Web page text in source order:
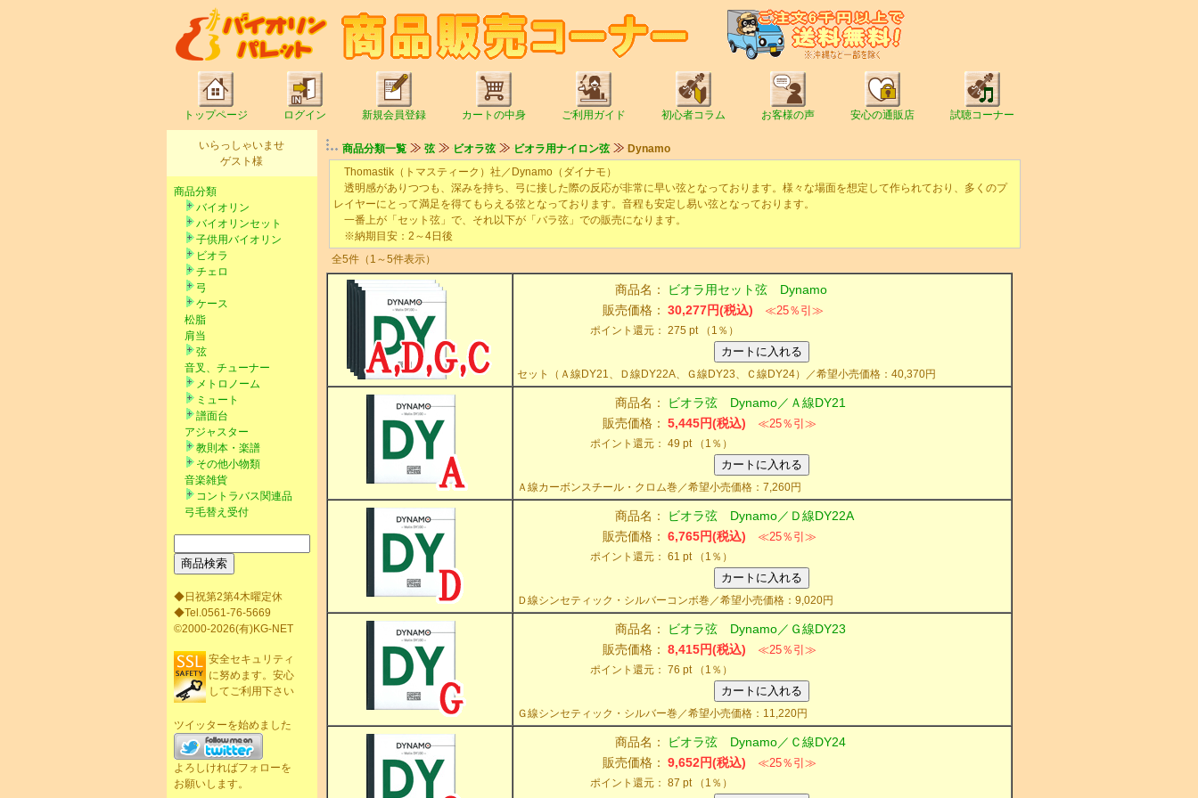
トップページ ログイン 新規会員登録 カートの中身 ご利用ガイド 初心者コラム お客様の声 安心の通販店 試聴コーナー
いらっしゃいませ
ゲスト様
商品分類
バイオリン
バイオリンセット
子供用バイオリン
ビオラ
チェロ
弓
ケース
松脂
肩当
弦
音叉、チューナー
メトロノーム
ミュート
譜面台
アジャスター
教則本・楽譜
その他小物類
音楽雑貨
コントラバス関連品
弓毛替え受付
◆日祝第2第4木曜定休
◆Tel.0561-76-5669
©2000-2026(有)KG-NET
安全セキュリティ
に努めます。安心
してご利用下さい
ツイッターを始めました
よろしければフォローを
お願いします。
商品分類一覧 弦 ビオラ弦 ビオラ用ナイロン弦
Dynamo
Thomastik（トマスティーク）社／Dynamo（ダイナモ）
透明感がありつつも、深みを持ち、弓に接した際の反応が非常に早い弦となっております。様々な場面を想定して作られており、多くのプ
レイヤーにとって満足を得てもらえる弦となっております。⾳程も安定し易い弦となっております。
一番上が「セット弦」で、それ以下が「バラ弦」での販売になります。
※納期目安：2～4日後
全5件（1～5件表示）
商品名：
ビオラ用セット弦 Dynamo
販売価格： 30,277円(税込) ≪25％引≫
ポイント還元： 275 pt （1％）
セット（Ａ線DY21、Ｄ線DY22A、Ｇ線DY23、Ｃ線DY24）／希望小売価格：40,370円
商品名：
ビオラ弦 Dynamo／Ａ線DY21
販売価格： 5,445円(税込) ≪25％引≫
ポイント還元： 49 pt （1％）
Ａ線カーボンスチール・クロム巻／希望小売価格：7,260円
商品名：
ビオラ弦 Dynamo／Ｄ線DY22A
販売価格： 6,765円(税込) ≪25％引≫
ポイント還元： 61 pt （1％）
Ｄ線シンセティック・シルバーコンボ巻／希望小売価格：9,020円
商品名：
ビオラ弦 Dynamo／Ｇ線DY23
販売価格： 8,415円(税込) ≪25％引≫
ポイント還元： 76 pt （1％）
Ｇ線シンセティック・シルバー巻／希望小売価格：11,220円
商品名：
ビオラ弦 Dynamo／Ｃ線DY24
販売価格： 9,652円(税込) ≪25％引≫
ポイント還元： 87 pt （1％）